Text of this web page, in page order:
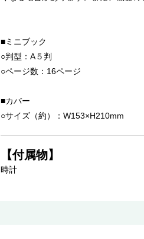
■ミニブック
○判型：A５判
○ページ数：16ページ
■カバー
○サイズ（約）：W153×H210mm
【付属物】
時計